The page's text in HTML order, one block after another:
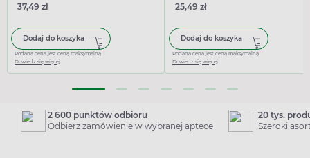
37,49 zł
Dodaj do koszyka
Podana cena jest ceną maksymalną
Dowiedz się więcej
25,49 zł
Dodaj do koszyka
Podana cena jest ceną maksymalną
Dowiedz się więcej
2 600 punktów odbioru
Odbierz zamówienie w wybranej aptece
20 tys.
Szeroki